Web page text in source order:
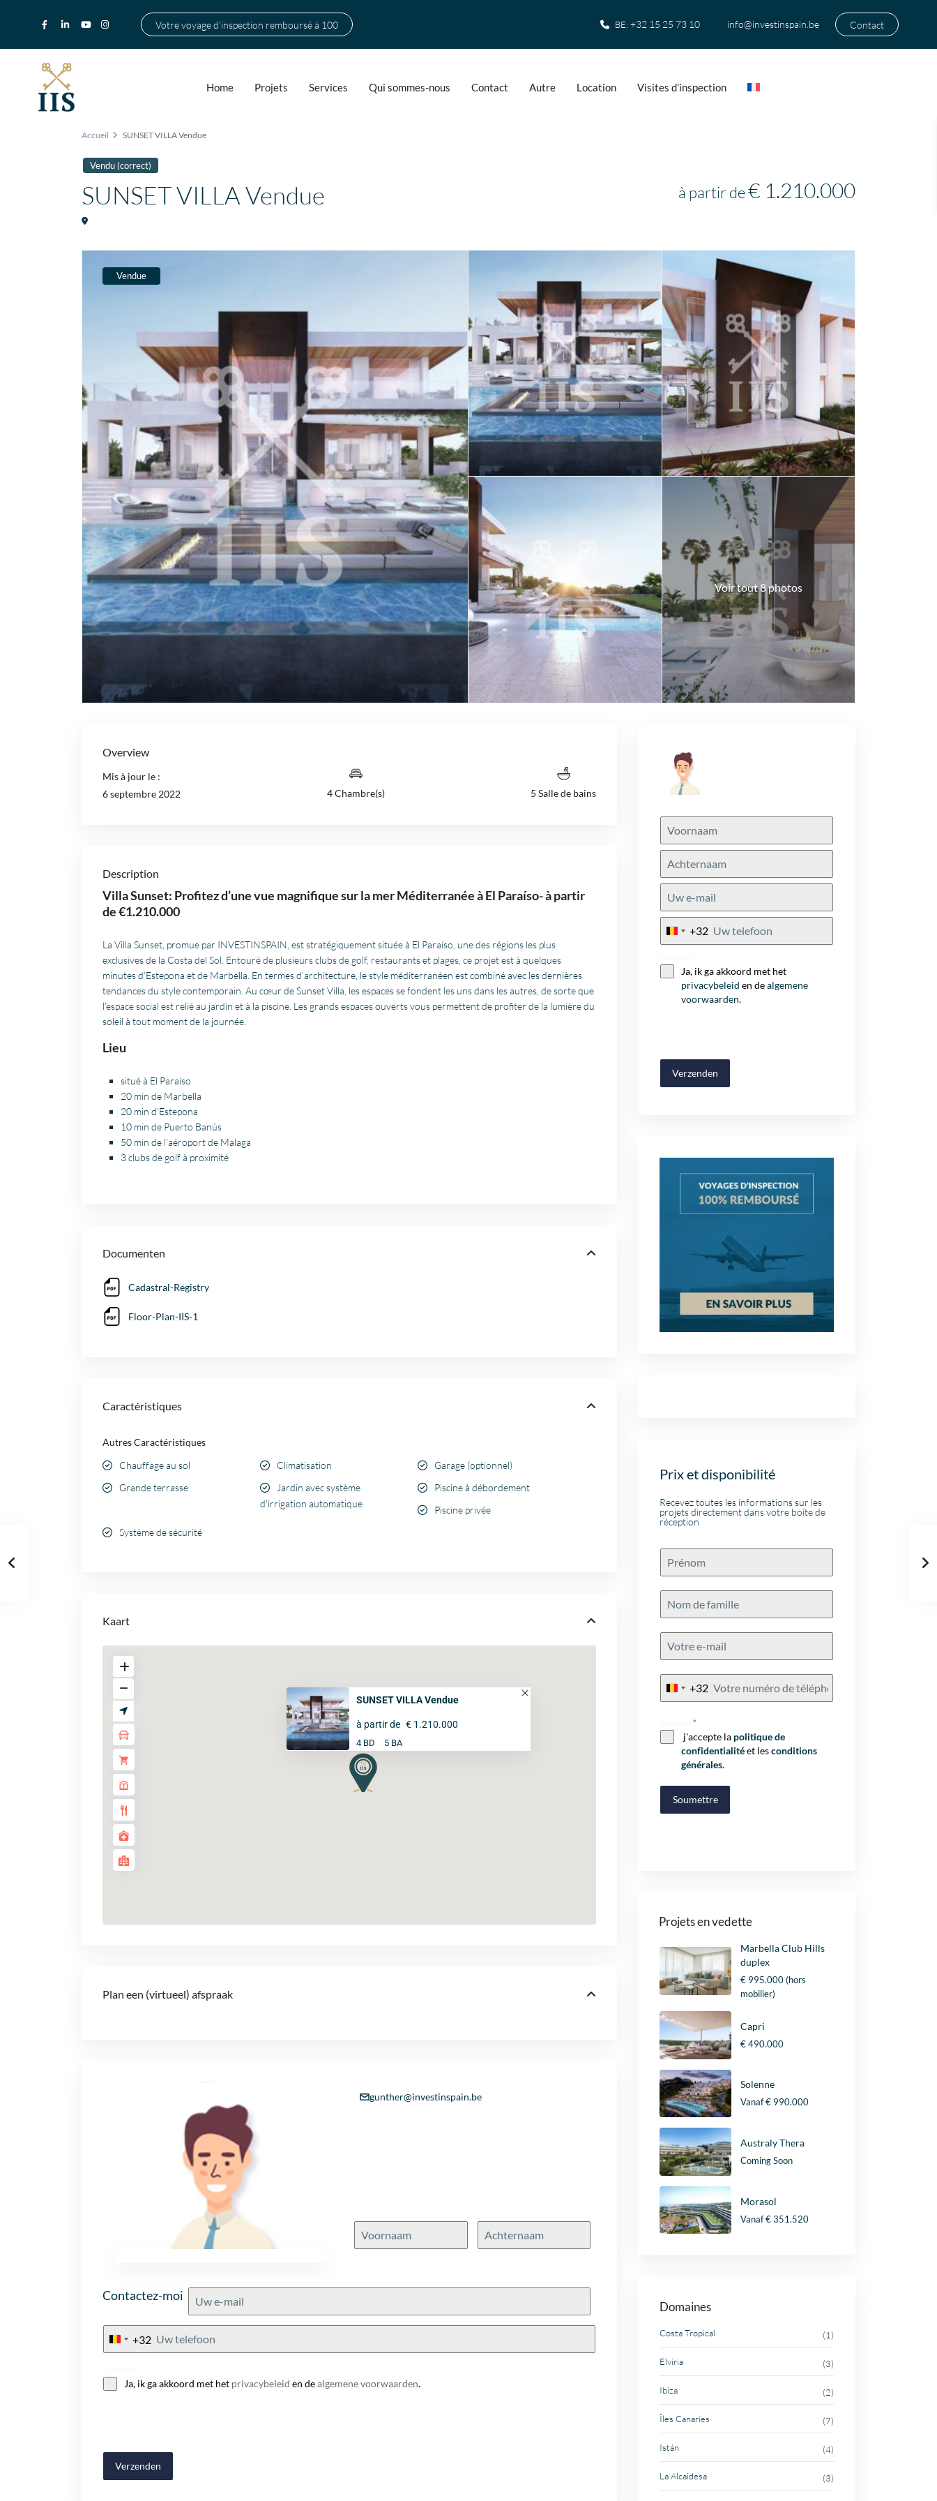
Votre voyage d'inspection remboursé à 100 BE:+32 15 25 73 10 info@investinspain.be Contact
Home Projets Services Qui sommes-nous Contact Autre Location Visites d’inspection
Accueil SUNSET VILLA Vendue
Vendu (correct)
SUNSET VILLA Vendue à partir de€ 1.210.000
Vendue
Voir tout 8 photos
Overview
Mis à jour le :
6 septembre 2022
4 Chambre(s) 5 Salle de bains
Description
Villa Sunset: Profitez d’une vue magnifique sur la mer Méditerranée à El Paraíso- à partir
de €1.210.000
La Villa Sunset, promue par INVESTINSPAIN, est stratégiquement située à El Paraíso, une des régions les plus
exclusives de la Costa del Sol. Entouré de plusieurs clubs de golf, restaurants et plages, ce projet est à quelques
minutes d’Estepona et de Marbella. En termes d’architecture, le style méditerranéen est combiné avec les dernières
tendances du style contemporain. Au cœur de Sunset Villa, les espaces se fondent les uns dans les autres, de sorte que
l’espace social est relié au jardin et à la piscine. Les grands espaces ouverts vous permettent de profiter de la lumière du
soleil à tout moment de la journée.
Lieu
situé à El Paraíso
20 min de Marbella
20 min d’Estepona
10 min de Puerto Banús
50 min de l’aéroport de Malaga
3 clubs de golf à proximité
Documenten
Cadastral-Registry
Floor-Plan-IIS-1
Caractéristiques
Autres Caractéristiques
Chauffage au sol
Climatisation
Garage (optionnel)
Grande terrasse
Jardin avec système
d'irrigation automatique
Piscine à débordement
Piscine privée
Système de sécurité
Kaart
SUNSET VILLA Vendue
à partir de € 1.210.000
4 BD 5 BA
Plan een (virtueel) afspraak
gunther@investinspain.be
Contactez-moi
Belgium
+32
Ja, ik ga akkoord met het privacybeleid en dealgemene voorwaarden.
Verzenden
Belgium
+32
Ja, ik ga akkoord met het
privacybeleid en dealgemene
voorwaarden.
Verzenden
Prix et disponibilité
Recevez toutes les informations sur les
projets directement dans votre boîte de
réception
Belgium
+32
*
j'accepte la politique de
confidentialitéet lesconditions
générales.
Soumettre
Projets en vedette
Marbella Club Hills
duplex
€ 995.000(hors
mobilier)
Capri
€ 490.000
Solenne
Vanaf€ 990.000
Australy Thera
Coming Soon
Morasol
Vanaf€ 351.520
Domaines
Costa Tropical (1)
Elviria (3)
Ibiza (2)
Îles Canaries (7)
Istán (4)
La Alcaidesa (3)